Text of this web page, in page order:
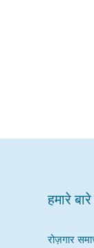
हमारे
रोज़गार